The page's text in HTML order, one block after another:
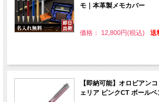
モ｜本革製メモカバー
価格： 12,800円(税込) 送
【即納可能】オロビアン
ェリア ピンクCT ボールペ